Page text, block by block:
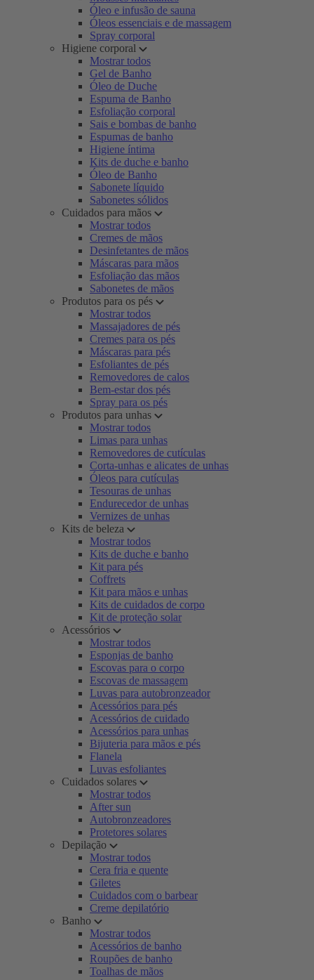
Óleo e infusão de sauna
Óleos essenciais e de massagem
Spray corporal
Higiene corporal
Mostrar todos
Gel de Banho
Óleo de Duche
Espuma de Banho
Esfoliação corporal
Sais e bombas de banho
Espumas de banho
Higiene íntima
Kits de duche e banho
Óleo de Banho
Sabonete líquido
Sabonetes sólidos
Cuidados para mãos
Mostrar todos
Cremes de mãos
Desinfetantes de mãos
Máscaras para mãos
Esfoliação das mãos
Sabonetes de mãos
Produtos para os pés
Mostrar todos
Massajadores de pés
Cremes para os pés
Máscaras para pés
Esfoliantes de pés
Removedores de calos
Bem-estar dos pés
Spray para os pés
Produtos para unhas
Mostrar todos
Limas para unhas
Removedores de cutículas
Corta-unhas e alicates de unhas
Óleos para cutículas
Tesouras de unhas
Endurecedor de unhas
Vernizes de unhas
Kits de beleza
Mostrar todos
Kits de duche e banho
Kit para pés
Coffrets
Kit para mãos e unhas
Kits de cuidados de corpo
Kit de proteção solar
Acessórios
Mostrar todos
Esponjas de banho
Escovas para o corpo
Escovas de massagem
Luvas para autobronzeador
Acessórios para pés
Acessórios de cuidado
Acessórios para unhas
Bijuteria para mãos e pés
Flanela
Luvas esfoliantes
Cuidados solares
Mostrar todos
After sun
Autobronzeadores
Protetores solares
Depilação
Mostrar todos
Cera fria e quente
Giletes
Cuidados com o barbear
Creme depilatório
Banho
Mostrar todos
Acessórios de banho
Roupões de banho
Toalhas de mãos